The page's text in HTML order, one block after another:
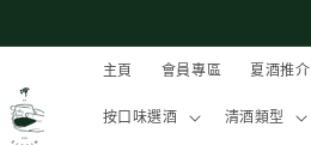
主頁 會員專區 夏酒推介
按口味選酒 清酒類型